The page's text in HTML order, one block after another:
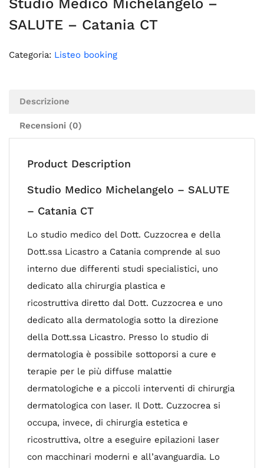
Studio Medico Michelangelo –
SALUTE – Catania CT
Categoria: Listeo booking
Descrizione
Recensioni (0)
Product Description
Studio Medico Michelangelo – SALUTE
– Catania CT
Lo studio medico del Dott. Cuzzocrea e della
Dott.ssa Licastro a Catania comprende al suo
interno due differenti studi specialistici, uno
dedicato alla chirurgia plastica e
ricostruttiva diretto dal Dott. Cuzzocrea e uno
dedicato alla dermatologia sotto la direzione
della Dott.ssa Licastro. Presso lo studio di
dermatologia è possibile sottoporsi a cure e
terapie per le più diffuse malattie
dermatologiche e a piccoli interventi di chirurgia
dermatologica con laser. Il Dott. Cuzzocrea si
occupa, invece, di chirurgia estetica e
ricostruttiva, oltre a eseguire epilazioni laser
con macchinari moderni e all’avanguardia. Lo